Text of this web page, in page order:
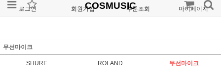
로그인 회원가입 주문조회 마이페이지
COSMUSIC
무선마이크
SHURE ROLAND 무선마이크